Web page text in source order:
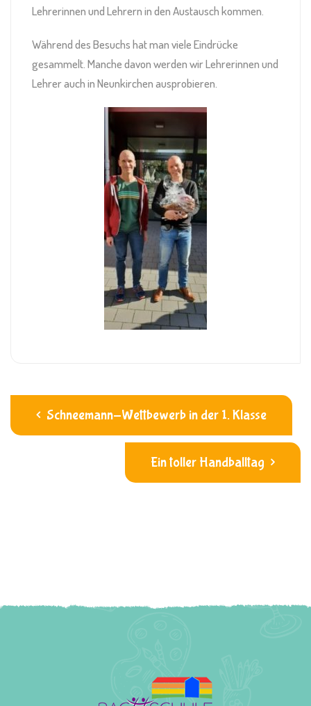
Lehrerinnen und Lehrern in den Austausch kommen.
Während des Besuchs hat man viele Eindrücke
gesammelt. Manche davon werden wir Lehrerinnen und
Lehrer auch in Neunkirchen ausprobieren.
Schneemann-Wettbewerb in der 1. Klasse
Ein toller Handballtag